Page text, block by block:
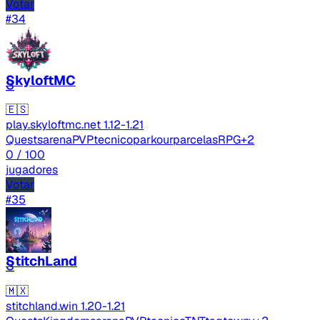
Votar
#34
S
SkyloftMC
🇪🇸
play.skyloftmc.net1.12-1.21
QuestsarenaPVPtecnicoparkourparcelasRPG+2
0 / 100
jugadores
Votar
#35
S
StitchLand
🇲🇽
stitchland.win 1.20-1.21